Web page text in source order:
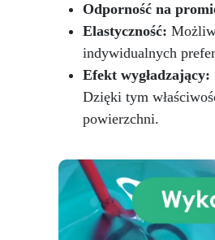
wylaniem jej
nałożeniu
Innowacyjne
Twojej
Odporność na
Elastyczność:
indywidualnych
Efekt wygładzający:
Dzięki tym
powierzchni.